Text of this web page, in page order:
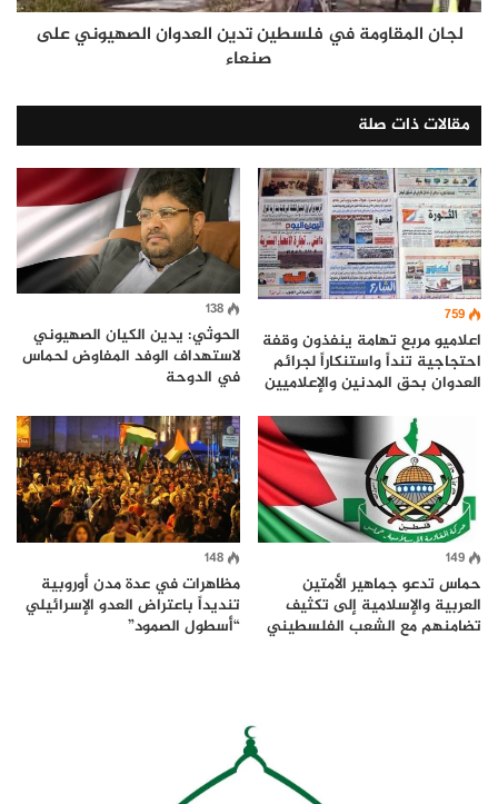
لجان المقاومة في فلسطين تدين العدوان الصهيوني على
صنعاء
مقالات ذات صلة
759
اعلاميو مربع تهامة ينفذون وقفة
احتجاجية تنداً واستنكاراً لجرائم
العدوان بحق المدنين والإعلاميين
138
الحوثي: يدين الكيان الصهيوني
لاستهداف الوفد المفاوض لحماس
في الدوحة
149
حماس تدعو جماهير الأمتين
العربية والإسلامية إلى تكثيف
تضامنهم مع الشعب الفلسطيني
148
مظاهرات في عدة مدن أوروبية
تنديداً باعتراض العدو الإسرائيلي
“أسطول الصمود”